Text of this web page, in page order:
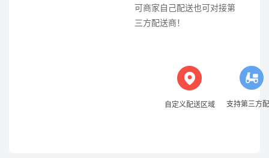
自定义配送区域 支持第三方